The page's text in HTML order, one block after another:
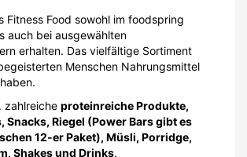
Fitness Food sowohl im foodspring
auch bei ausgewählten
erhalten. Das vielfältige Sortiment
Menschen Nahrungsmittel
zahlreiche proteinreiche Produkte,
Snacks, Riegel (Power Bars gibt es
12-er Paket), Müsli, Porridge,
Shakes und Drinks.